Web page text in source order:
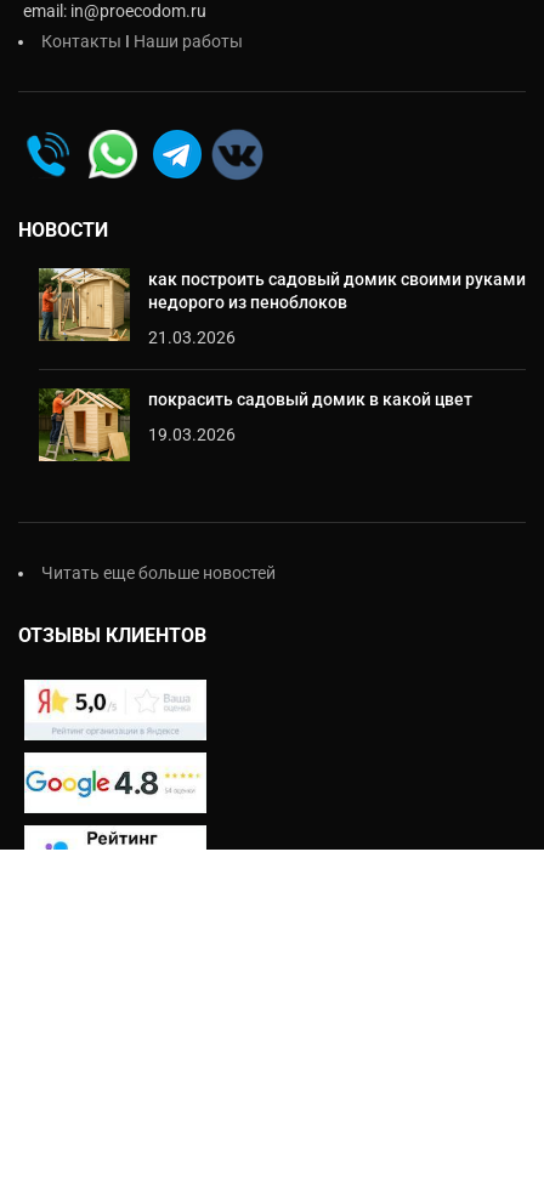
email: in@proecodom.ru
Контакты I Наши работы
НОВОСТИ
как построить садовый домик своими руками
недорого из пеноблоков
21.03.2026
покрасить садовый домик в какой цвет
19.03.2026
Читать еще больше новостей
ОТЗЫВЫ КЛИЕНТОВ